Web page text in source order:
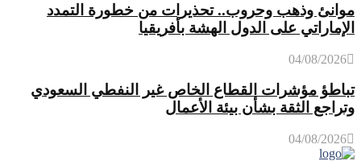
موانئ وذهب وحروب.. تحذيرات من خطورة التمدد
الإماراتي على الدول الهشة بأفريقيا
04/08/2026
تباطؤ مؤشرات القطاع الخاص غير النفطي السعودي
وتراجع الثقة بشأن بيئة الأعمال
04/08/2026